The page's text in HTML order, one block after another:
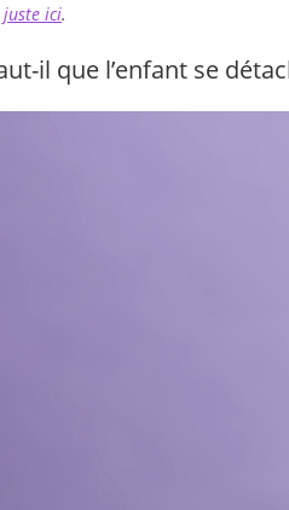
juste ici.
il que l’enfant se